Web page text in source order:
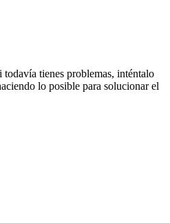
todavía tienes problemas, inténtalo
lo posible para solucionar el